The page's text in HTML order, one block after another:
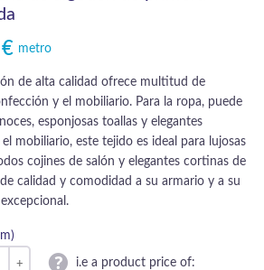
€.
€€.metro
de alta calidad ofrece multitud de
y el mobiliario. Para la ropa, puede
esponjosas toallas y elegantes
mobiliario, este tejido es ideal para lujosas
cojines de salón y elegantes cortinas de
calidad y comodidad a su armario y a su
i.e a product price of: